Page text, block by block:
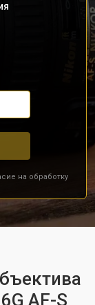
на обработку
AF-S